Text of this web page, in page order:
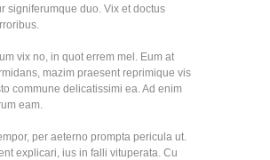
signiferumque duo. Vix et doctus
vix no, in quot errem mel. Eum at
mazim praesent reprimique vis
commune delicatissimi ea. Ad enim
eam.
per aeterno prompta pericula ut.
explicari, ius in falli vituperata. Cu